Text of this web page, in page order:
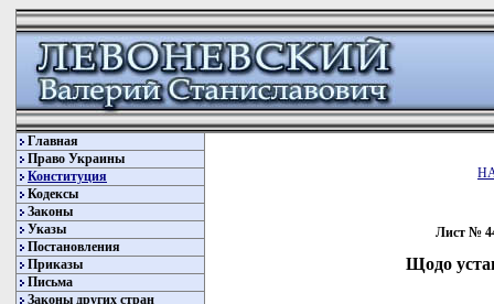
Главная
Право Украины
Конституция
Кодексы
Законы
Указы
Постановления
Приказы
Письма
Законы других стран
Лист №
Щодо